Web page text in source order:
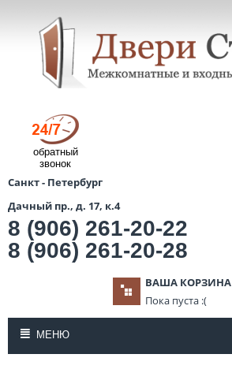
обратный
звонок
Санкт - Петербург
Дачный пр., д. 17, к.4
8 (906) 261-20-22
8 (906) 261-20-28
ВАША КОРЗИНА
Пока пуста :(
МЕНЮ